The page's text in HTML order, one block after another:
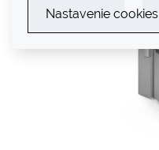
Nastavenie cookies